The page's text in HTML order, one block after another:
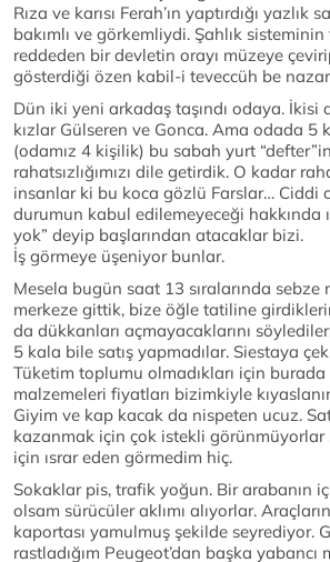
Rıza ve karısı Ferah’ın yaptırdığı yazlık
bakımlı ve görkemliydi. Şahlık sisteminin
reddeden bir devletin orayı müzeye
gösterdiği özen kabil-i teveccüh be
Dün iki yeni arkadaş taşındı odaya. İkisi
kızlar Gülseren ve Gonca. Ama odada 5
(odamız 4 kişilik) bu sabah yurt
rahatsızlığımızı dile getirdik. O kadar
insanlar ki bu koca gözlü Farslar… Ciddi
durumun kabul edilemeyeceği hakkında
yok” deyip başlarından atacaklar bizi.
İş görmeye üşeniyor bunlar.
Mesela bugün saat 13 sıralarında sebze
merkeze gittik, bize öğle tatiline
da dükkanları açmayacaklarını
5 kala bile satış yapmadılar. Siestaya
Tüketim toplumu olmadıkları için
malzemeleri fiyatları bizimkiyle
Giyim ve kap kacak da nispeten ucuz.
kazanmak için çok istekli görünmüyorlar
için ısrar eden görmedim hiç.
Sokaklar pis, trafik yoğun. Bir arabanın
olsam sürücüler aklımı alıyorlar.
kaportası yamulmuş şekilde seyrediyor.
rastladığım Peugeot’dan başka